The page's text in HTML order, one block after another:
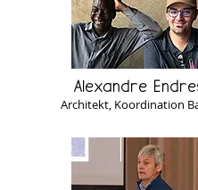
Alexandre
Architekt, Koordination